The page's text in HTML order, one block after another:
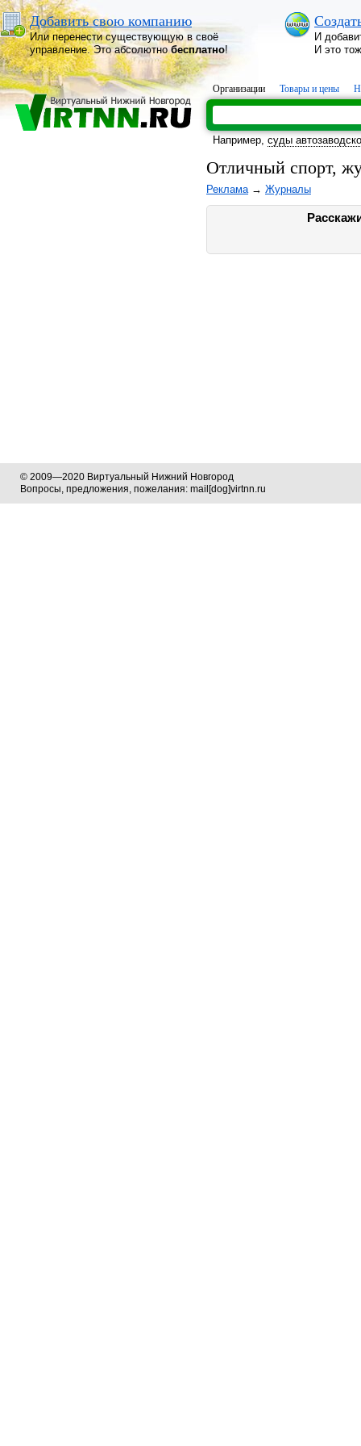
Добавить свою компанию
Или перенести существующую в своё
управление. Это абсолютнобесплатно!
И
И это
Организации Товары и цены
Например, суды
Отличный спорт,
Реклама→ Журналы
© 2009—2020 Виртуальный Нижний Новгород
Вопросы, предложения, пожелания: mail[dog]virtnn.ru